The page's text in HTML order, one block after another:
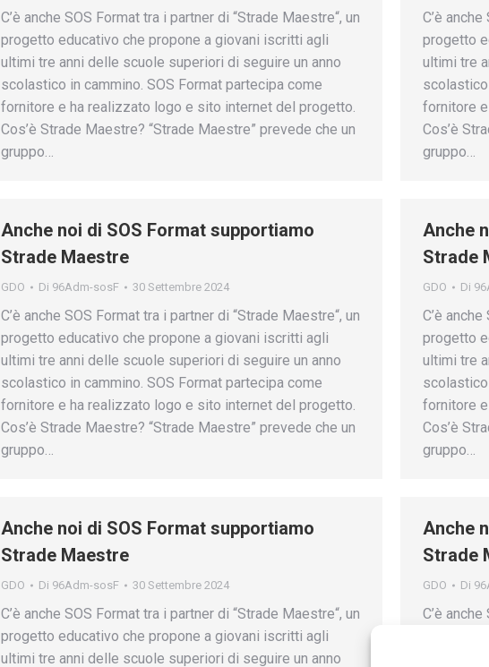
C’è anche SOS Format tra i partner di “Strade Maestre“, un
progetto educativo che propone a giovani iscritti agli
ultimi tre anni delle scuole superiori di seguire un anno
scolastico in cammino. SOS Format partecipa come
fornitore e ha realizzato logo e sito internet del progetto.
Cos’è Strade Maestre? “Strade Maestre” prevede che un
gruppo…
C’è
progetto
ultimi tre
scolastico
fornitore
Cos’è
gruppo…
Anche noi di SOS Format supportiamo
Strade Maestre
GDO Di 96Adm-sosF 30 Settembre 2024
C’è anche SOS Format tra i partner di “Strade Maestre“, un
progetto educativo che propone a giovani iscritti agli
ultimi tre anni delle scuole superiori di seguire un anno
scolastico in cammino. SOS Format partecipa come
fornitore e ha realizzato logo e sito internet del progetto.
Cos’è Strade Maestre? “Strade Maestre” prevede che un
gruppo…
Anche
Strade
GDO Di
C’è
progetto
ultimi tre
scolastico
fornitore
Cos’è
gruppo…
Anche noi di SOS Format supportiamo
Strade Maestre
GDO Di 96Adm-sosF 30 Settembre 2024
C’è anche SOS Format tra i partner di “Strade Maestre“, un
progetto educativo che propone a giovani iscritti agli
ultimi tre anni delle scuole superiori di seguire un anno
Anche
Strade
GDO Di
C’è
ultimi tre